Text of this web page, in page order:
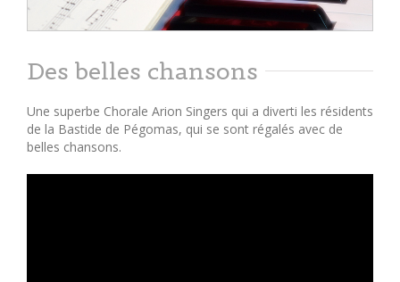
Des belles chansons
Une superbe Chorale Arion Singers qui a diverti les résidents
de la Bastide de Pégomas, qui se sont régalés avec de
belles chansons.